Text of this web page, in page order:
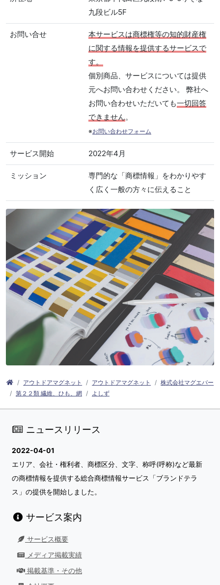
九段ビル5F
お問い合せ
本サービスは商標権等の知的財産権
に関する情報を提供するサービスで
す。
個別商品、サービスについては提供
元へお問い合わせください。 弊社へ
お問い合わせいただいても一切回答
できません。
※お問い合わせフォーム
サービス開始 2022年4月
ミッション
専門的な「商標情報」をわかりやす
く広く一般の方々に伝えること
アウトドアマグネット アウトドアマグネット
株式会社マグエバー
第２２類 繊維、ひも、網
よしず
ニュースリリース
2022-04-01
エリア、会社・権利者、商標区分、文字、称呼(呼称)など最新
の商標情報を提供する総合商標情報サービス「ブランドテラ
ス」の提供を開始しました。
サービス案内
サービス概要
メディア掲載実績
掲載基準・その他